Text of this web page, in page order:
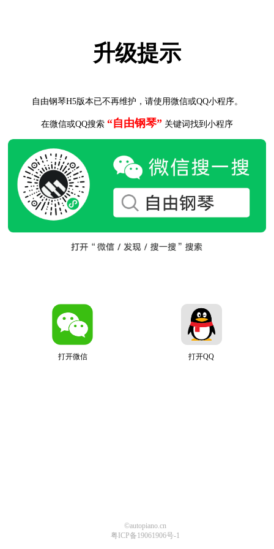
升级提示
自由钢琴H5版本已不再维护，请使用微信或QQ小程序。
在微信或QQ搜索 “自由钢琴” 关键词找到小程序
打开微信 打开QQ
©autopiano.cn
粤ICP备19061906号-1